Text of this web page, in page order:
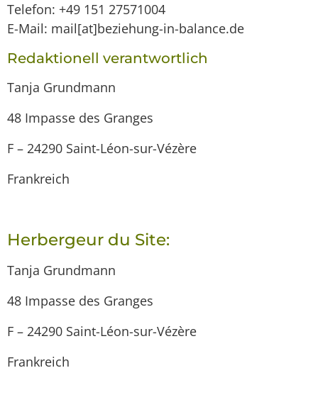
Telefon: +49 151 27571004
E-Mail: mail[at]beziehung-in-balance.de
Redaktionell verantwortlich
Tanja Grundmann
48 Impasse des Granges
F – 24290 Saint-Léon-sur-Vézère
Frankreich
Herbergeur du Site:
Tanja Grundmann
48 Impasse des Granges
F – 24290 Saint-Léon-sur-Vézère
Frankreich